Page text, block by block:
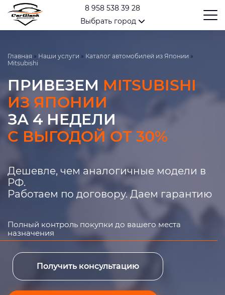
8 958 538 39 28
Выбрать город
Главная » Наши услуги » Каталог автомобилей из Японии »
Mitsubishi
ПРИВЕЗЕМ MITSUBISHI
ИЗ ЯПОНИИ
ЗА 4 НЕДЕЛИ
С ВЫГОДОЙ ОТ 30%
Дешевле, чем аналогичные модели в
РФ.
Работаем по договору. Даем гарантию
Полный контроль покупки до вашего места
назначения
Получить консультацию